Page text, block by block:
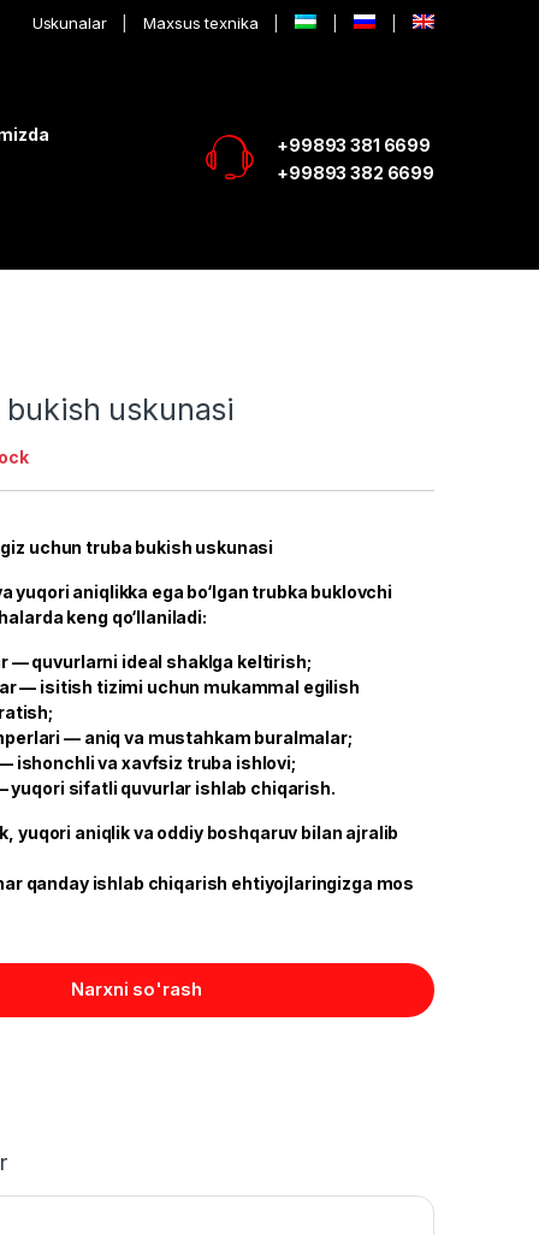
Uskunalar Maxsus texnika
+99893 381 6699
+99893 382 6699
uskunasi
uchun truba bukish uskunasi
yuqori aniqlikka ega bo‘lgan trubka buklovchi
keng qo‘llaniladi:
— quvurlarni ideal shaklga keltirish;
— isitish tizimi uchun mukammal egilish
— aniq va mustahkam buralmalar;
ishonchli va xavfsiz truba ishlovi;
yuqori sifatli quvurlar ishlab chiqarish.
yuqori aniqlik va oddiy boshqaruv bilan ajralib
qanday ishlab chiqarish ehtiyojlaringizga mos
Narxni so'rash